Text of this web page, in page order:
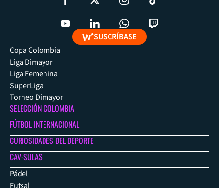
SUSCRÍBASE
Copa Colombia
Liga Dimayor
Liga Femenina
SuperLiga
Torneo Dimayor
SELECCIÓN COLOMBIA
FÚTBOL INTERNACIONAL
CURIOSIDADES DEL DEPORTE
CAV-SULAS
Pádel
Futsal